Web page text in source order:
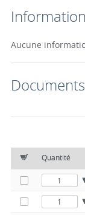
Aucune
Documents
Quantité